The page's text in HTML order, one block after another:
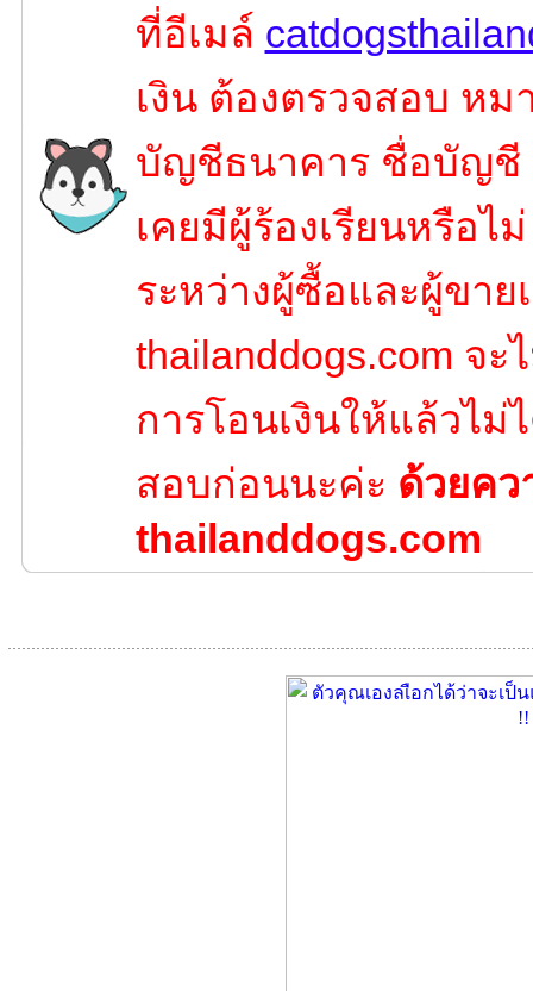
ที่อีเมล์
เงิน ต้องตรวจสอบ หม
บัญชีธนาคาร ชื่อบัญชี
เคยมีผู้ร้องเรียนหรือไ
ระหว่างผู้ซื้อและผู้ขาย
thailanddogs.com จ
การโอนเงินให้แล้วไ
สอบก่อนนะค่ะ ด้วยคว
thailanddogs.com